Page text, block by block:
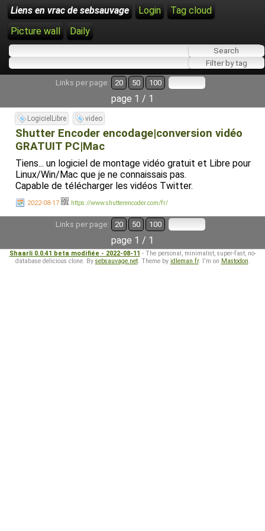
Liens en vrac de sebsauvage Login
Tag cloud
Picture wall
Daily
Links per page: 20 50 100
page 1 / 1
LogicielLibre video
Shutter Encoder encodage|conversion vidéo
GRATUIT PC|Mac
Tiens... un logiciel de montage vidéo gratuit et Libre pour
Linux/Win/Mac que je ne connaissais pas.
Capable de télécharger les vidéos Twitter.
2022-08-17 https://www.shutterencoder.com/fr/
Links per page: 20 50 100
page 1 / 1
Shaarli 0.0.41 beta modifiée - 2022-08-11 - The personal, minimalist, super-fast, no-
database delicious clone. By sebsauvage.net. Theme by idleman.fr. I'm on Mastodon.